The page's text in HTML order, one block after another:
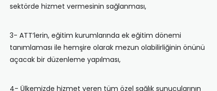
sektörde hizmet vermesinin sağlanması,
3- ATT’lerin, eğitim kurumlarında ek eğitim dönemi
tanımlaması ile hemşire olarak mezun olabilirliğinin önünü
açacak bir düzenleme yapılması,
4- Ülkemizde hizmet veren tüm özel sağlık sunucularının